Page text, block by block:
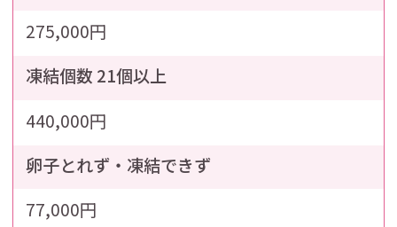
275,000円
凍結個数 21個以上
440,000円
卵子とれず・凍結できず
77,000円